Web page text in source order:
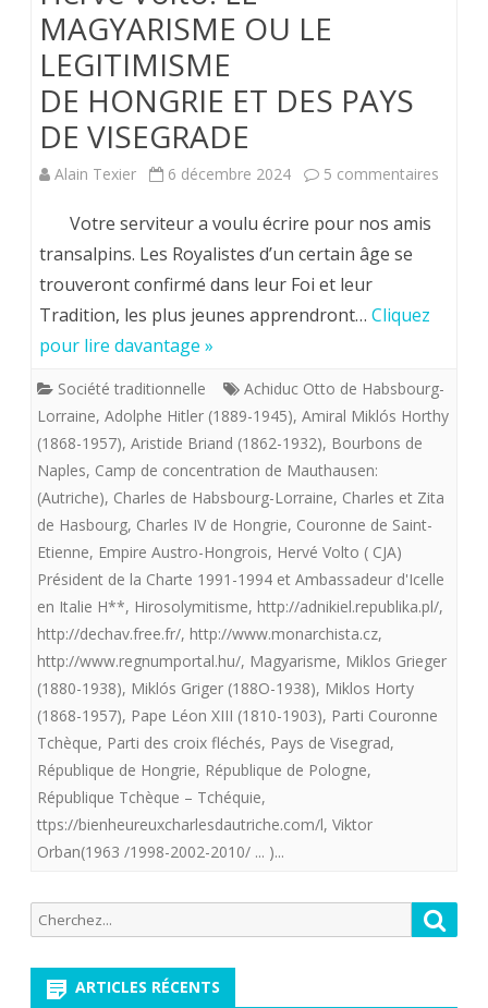
MAGYARISME OU LE
LEGITIMISME
DE HONGRIE ET DES PAYS
DE VISEGRADE
Alain Texier 6 décembre 2024 5 commentaires
LE
Votre serviteur a voulu écrire pour nos amis
transalpins. Les Royalistes d’un certain âge se
trouveront confirmé dans leur Foi et leur
Tradition, les plus jeunes apprendront… Cliquez
pour lire davantage »
Société traditionnelle
Achiduc Otto de Habsbourg-
Lorraine, Adolphe Hitler (1889-1945), Amiral Miklós Horthy
(1868-1957), Aristide Briand (1862-1932), Bourbons de
Naples, Camp de concentration de Mauthausen:
(Autriche), Charles de Habsbourg-Lorraine, Charles et Zita
de Hasbourg, Charles IV de Hongrie, Couronne de Saint-
Etienne, Empire Austro-Hongrois, Hervé Volto ( CJA)
Président de la Charte 1991-1994 et Ambassadeur d'Icelle
en Italie H**, Hirosolymitisme, http://adnikiel.republika.pl/,
http://dechav.free.fr/, http://www.monarchista.cz,
http://www.regnumportal.hu/, Magyarisme, Miklos Grieger
(1880-1938), Miklós Griger (188O-1938), Miklos Horty
(1868-1957), Pape Léon XIII (1810-1903), Parti Couronne
Tchèque, Parti des croix fléchés, Pays de Visegrad,
République de Hongrie, République de Pologne,
République Tchèque – Tchéquie,
ttps://bienheureuxcharlesdautriche.com/l, Viktor
Orban(1963 /1998-2002-2010/ ... )...
Recherche
pour:
ARTICLES RÉCENTS